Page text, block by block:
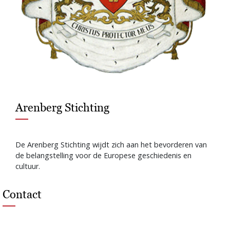
Arenberg Stichting
De Arenberg Stichting wijdt zich aan het bevorderen van
de belangstelling voor de Europese geschiedenis en
cultuur.
Contact